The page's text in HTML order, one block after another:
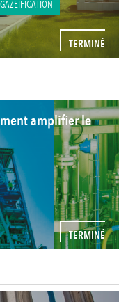
TERMINÉ
amplifier le
TERMINÉ